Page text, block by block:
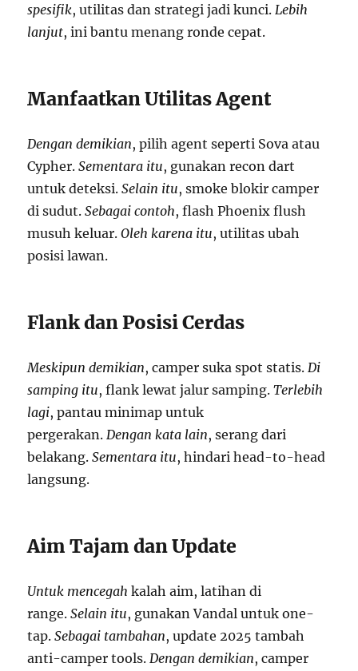
spesifik, utilitas dan strategi jadi kunci. Lebih
lanjut, ini bantu menang ronde cepat.
Manfaatkan Utilitas Agent
Dengan demikian, pilih agent seperti Sova atau
Cypher.Sementara itu, gunakan recon dart
untuk deteksi.Selain itu, smoke blokir camper
di sudut.Sebagai contoh, flash Phoenix flush
musuh keluar.Oleh karena itu, utilitas ubah
posisi lawan.
Flank dan Posisi Cerdas
Meskipun demikian, camper suka spot statis. Di
samping itu, flank lewat jalur samping.Terlebih
lagi, pantau minimap untuk
pergerakan. Dengan kata lain, serang dari
belakang.Sementara itu, hindari head-to-head
langsung.
Aim Tajam dan Update
Untuk mencegah kalah aim, latihan di
range.Selain itu, gunakan Vandal untuk one-
tap.Sebagai tambahan, update 2025 tambah
anti-camper tools. Dengan demikian, camper